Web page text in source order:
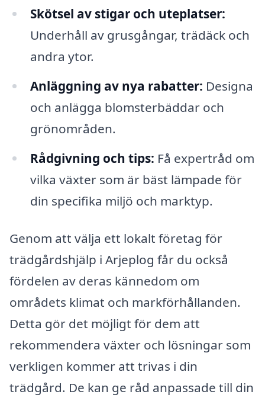
Skötsel av stigar och uteplatser:
Underhåll av grusgångar, trädäck och
andra ytor.
Anläggning av nya rabatter: Designa
och anlägga blomsterbäddar och
grönområden.
Rådgivning och tips: Få expertråd om
vilka växter som är bäst lämpade för
din specifika miljö och marktyp.
Genom att välja ett lokalt företag för
trädgårdshjälp i Arjeplog får du också
fördelen av deras kännedom om
områdets klimat och markförhållanden.
Detta gör det möjligt för dem att
rekommendera växter och lösningar som
verkligen kommer att trivas i din
trädgård. De kan ge råd anpassade till din